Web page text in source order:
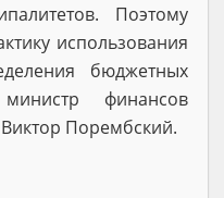
Поэтому
использования
бюджетных
финансов
Порембский.